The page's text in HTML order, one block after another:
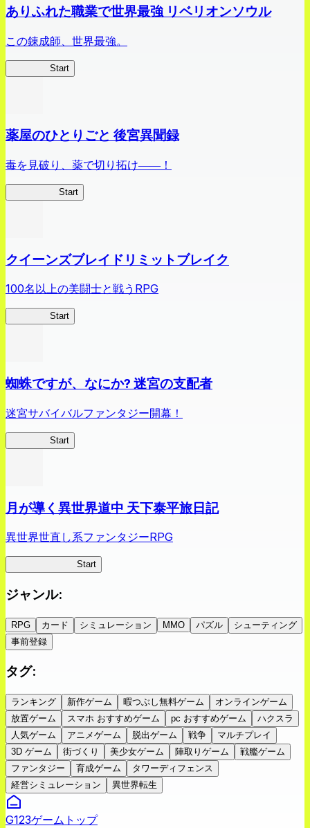
ありふれた職業で世界最強 リベリオンソウル
この錬成師、世界最強。
Start
薬屋のひとりごと 後宮異聞録
毒を見破り、薬で切り拓け――！
Start
クイーンズブレイドリミットブレイク
100名以上の美闘士と戦うRPG
Start
蜘蛛ですが、なにか? 迷宮の支配者
迷宮サバイバルファンタジー開幕！
Start
月が導く異世界道中 天下泰平旅日記
異世界世直し系ファンタジーRPG
Start
ジャンル:
RPG カード シミュレーション MMO パズル
シューティング
事前登録
タグ:
ランキング 新作ゲーム 暇つぶし無料ゲーム
オンラインゲーム
放置ゲーム
スマホ おすすめゲーム pc おすすめゲーム
ハクスラ
人気ゲーム
アニメゲーム 脱出ゲーム 戦争
マルチプレイ
3D ゲーム
街づくり 美少女ゲーム 陣取りゲーム
戦艦ゲーム
ファンタジー
育成ゲーム
タワーディフェンス
経営シミュレーション
異世界転生
G123ゲームトップ